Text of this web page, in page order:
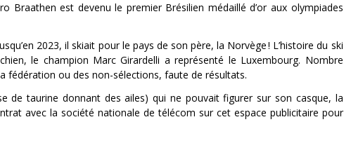
Braathen est devenu le premier Brésilien médaillé d’or aux olympiades
2023, il skiait pour le pays de son père, la Norvège ! L’histoire du ski
le champion Marc Girardelli a représenté le Luxembourg. Nombre
fédération ou des non-sélections, faute de résultats.
de taurine donnant des ailes) qui ne pouvait figurer sur son casque, la
avec la société nationale de télécom sur cet espace publicitaire pour